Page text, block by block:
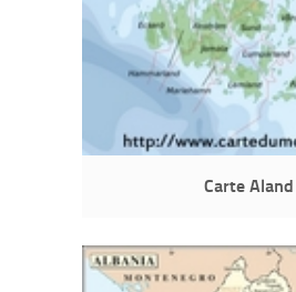
Carte Aland